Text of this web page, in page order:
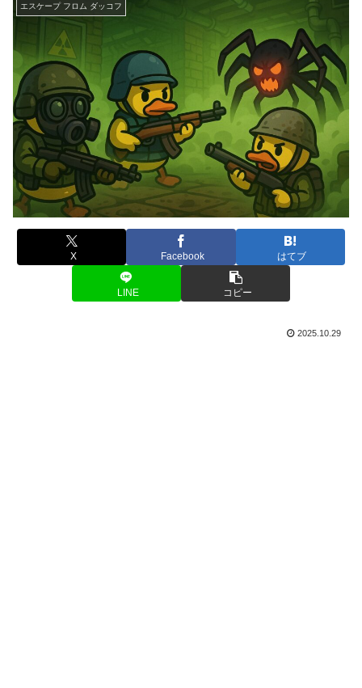
エスケープ フロム ダッコフ
X Facebook はてブ
LINE コピー
2025.10.29